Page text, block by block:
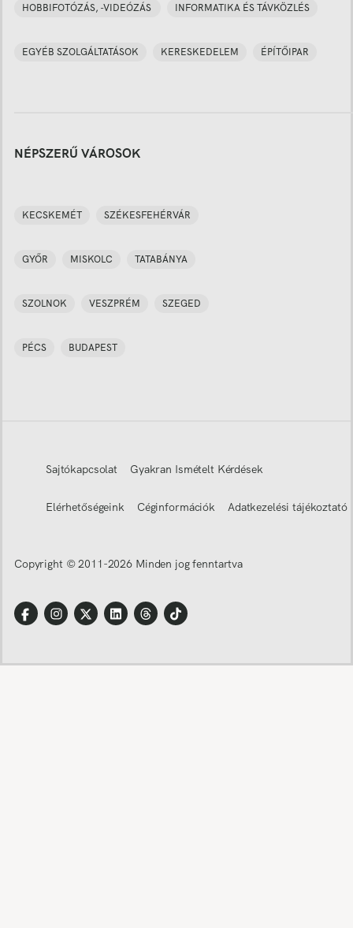
HOBBIFOTÓZÁS, -VIDEÓZÁS INFORMATIKA ÉS TÁVKÖZLÉS
EGYÉB SZOLGÁLTATÁSOK KERESKEDELEM ÉPÍTŐIPAR
NÉPSZERŰ VÁROSOK
KECSKEMÉT SZÉKESFEHÉRVÁR
GYŐR MISKOLC TATABÁNYA
SZOLNOK VESZPRÉM SZEGED
PÉCS BUDAPEST
Sajtókapcsolat Gyakran Ismételt Kérdések
Elérhetőségeink Céginformációk Adatkezelési tájékoztató
Copyright © 2011-2026 Minden jog fenntartva